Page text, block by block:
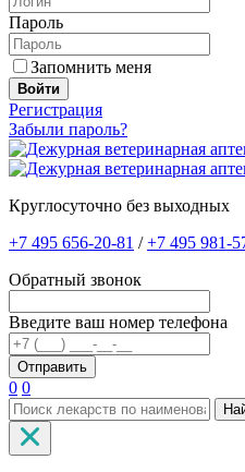
Пароль
Запомнить меня
Войти
Регистрация
Забыли пароль?
Круглосуточно без выходных
+7 495 656-20-81 /+7 495 981-
Обратный звонок
Введите ваш номер телефона
0 0